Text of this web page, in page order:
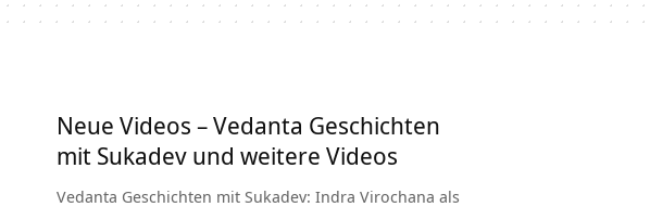
Neue Videos – Vedanta Geschichten
mit Sukadev und weitere Videos
Vedanta Geschichten mit Sukadev: Indra Virochana als